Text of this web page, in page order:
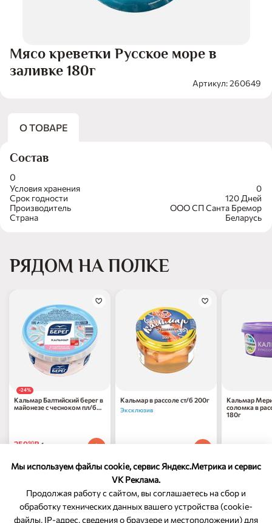
Мы используем файлы cookie, сервис Яндекс.Метрика и сервис
VK Реклама.
Продолжая работу с сайтом, вы соглашаетесь на сбор и
обработку технических данных вашего устройства (cookie-
файлы, IP-адрес, сведения о браузере и местоположении) для
Мясо креветки Русское море в
заливке 180г
Артикул: 260649
О ТОВАРЕ
Условия хранения
0
Срок годности
120 Дней
Производитель
ООО СП Санта Бремор
Страна
Беларусь
Состав
0
РЯДОМ НА ПОЛКЕ
-24%
Кальмар Балтийский берег в
майонезе с чесноком пл/б
25990₽ 1 шт
Кальмар в рассоле ст/б 200г
Эксклюзив
Кальмар
соломка в
180г